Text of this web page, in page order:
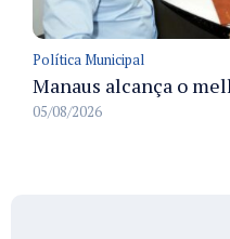
Política Municipal
05/08/2026